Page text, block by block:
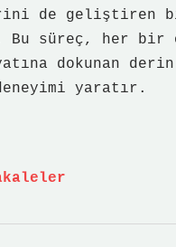
de geliştiren
süreç, her bir
dokunan
yaratır.